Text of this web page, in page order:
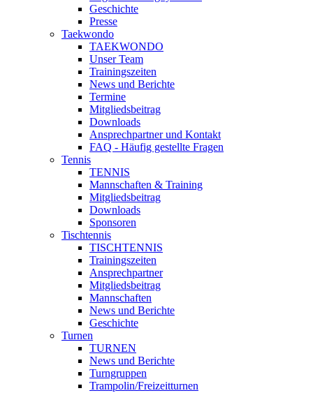
Geschichte
Presse
Taekwondo
TAEKWONDO
Unser Team
Trainingszeiten
News und Berichte
Termine
Mitgliedsbeitrag
Downloads
Ansprechpartner und Kontakt
FAQ - Häufig gestellte Fragen
Tennis
TENNIS
Mannschaften & Training
Mitgliedsbeitrag
Downloads
Sponsoren
Tischtennis
TISCHTENNIS
Trainingszeiten
Ansprechpartner
Mitgliedsbeitrag
Mannschaften
News und Berichte
Geschichte
Turnen
TURNEN
News und Berichte
Turngruppen
Trampolin/Freizeitturnen